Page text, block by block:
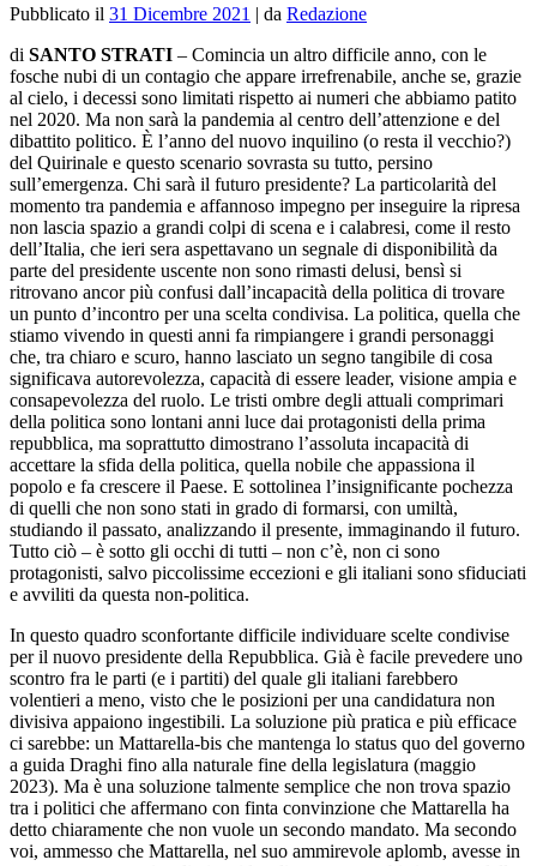
Pubblicato il 31 Dicembre 2021 | da Redazione
di SANTO STRATI – Comincia un altro difficile anno, con le
fosche nubi di un contagio che appare irrefrenabile, anche se, grazie
al cielo, i decessi sono limitati rispetto ai numeri che abbiamo patito
nel 2020. Ma non sarà la pandemia al centro dell’attenzione e del
dibattito politico. È l’anno del nuovo inquilino (o resta il vecchio?)
del Quirinale e questo scenario sovrasta su tutto, persino
sull’emergenza. Chi sarà il futuro presidente? La particolarità del
momento tra pandemia e affannoso impegno per inseguire la ripresa
non lascia spazio a grandi colpi di scena e i calabresi, come il resto
dell’Italia, che ieri sera aspettavano un segnale di disponibilità da
parte del presidente uscente non sono rimasti delusi, bensì si
ritrovano ancor più confusi dall’incapacità della politica di trovare
un punto d’incontro per una scelta condivisa. La politica, quella che
stiamo vivendo in questi anni fa rimpiangere i grandi personaggi
che, tra chiaro e scuro, hanno lasciato un segno tangibile di cosa
significava autorevolezza, capacità di essere leader, visione ampia e
consapevolezza del ruolo. Le tristi ombre degli attuali comprimari
della politica sono lontani anni luce dai protagonisti della prima
repubblica, ma soprattutto dimostrano l’assoluta incapacità di
accettare la sfida della politica, quella nobile che appassiona il
popolo e fa crescere il Paese. E sottolinea l’insignificante pochezza
di quelli che non sono stati in grado di formarsi, con umiltà,
studiando il passato, analizzando il presente, immaginando il futuro.
Tutto ciò – è sotto gli occhi di tutti – non c’è, non ci sono
protagonisti, salvo piccolissime eccezioni e gli italiani sono sfiduciati
e avviliti da questa non-politica.
In questo quadro sconfortante difficile individuare scelte condivise
per il nuovo presidente della Repubblica. Già è facile prevedere uno
scontro fra le parti (e i partiti) del quale gli italiani farebbero
volentieri a meno, visto che le posizioni per una candidatura non
divisiva appaiono ingestibili. La soluzione più pratica e più efficace
ci sarebbe: un Mattarella-bis che mantenga lo status quo del governo
a guida Draghi fino alla naturale fine della legislatura (maggio
2023). Ma è una soluzione talmente semplice che non trova spazio
tra i politici che affermano con finta convinzione che Mattarella ha
detto chiaramente che non vuole un secondo mandato. Ma secondo
voi, ammesso che Mattarella, nel suo ammirevole aplomb, avesse in